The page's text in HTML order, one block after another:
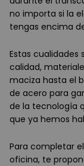
no importa si la
tengas encima
Estas
calidad,
maciza hasta el
de acero para
de la tecnología
que ya hemos
Para completar
oficina, te